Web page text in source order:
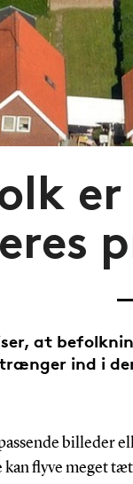
at
ind i
billeder
kan flyve meget